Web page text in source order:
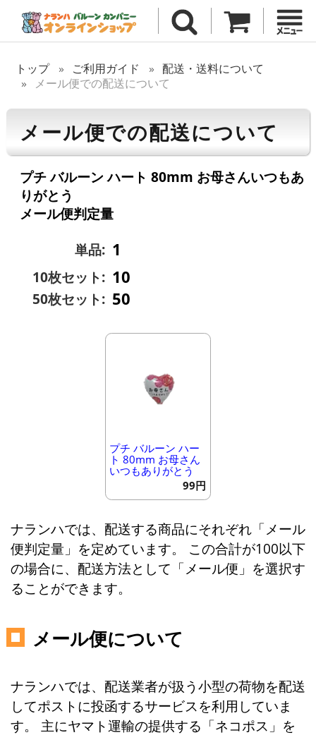
トップ ご利用ガイド
配送・送料について
メール便での配送について
メール便での配送について
プチ バルーン ハート 80mm お母さんいつもあ
りがとう
メール便判定量
単品: 1
10枚セット: 10
50枚セット: 50
プチ バルーン ハー
ト 80mm お母さん
いつもありがとう
99円
ナランハでは、配送する商品にそれぞれ「メール
便判定量」を定めています。 この合計が100以下
の場合に、配送方法として「メール便」を選択す
ることができます。
メール便について
ナランハでは、配送業者が扱う小型の荷物を配送
してポストに投函するサービスを利用していま
す。 主にヤマト運輸の提供する「ネコポス」を